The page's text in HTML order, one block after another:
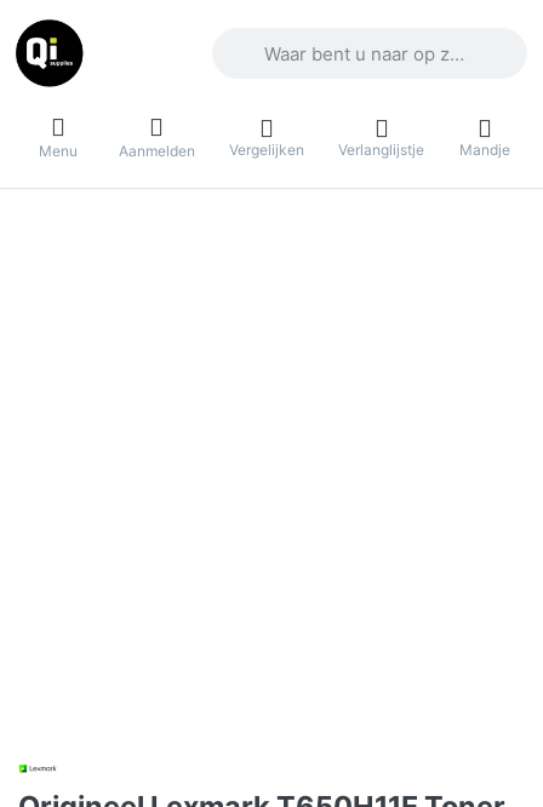
Menu Aanmelden Vergelijken Verlanglijstje Mandje